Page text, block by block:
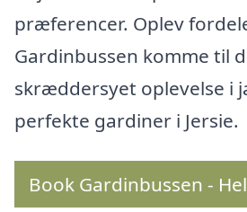
præferencer. Oplev
Gardinbussen komme til
skræddersyet oplevelse i
perfekte gardiner i Jersie.
Book Gardinbussen -